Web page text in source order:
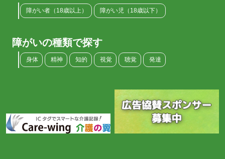
障がい者（18歳以上） 障がい児（18歳以下）
障がいの種類で探す
身体 精神 知的 視覚 聴覚 発達